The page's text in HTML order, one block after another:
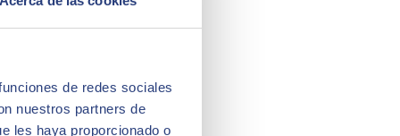
de redes sociales
nuestros partners de
les haya proporcionado o